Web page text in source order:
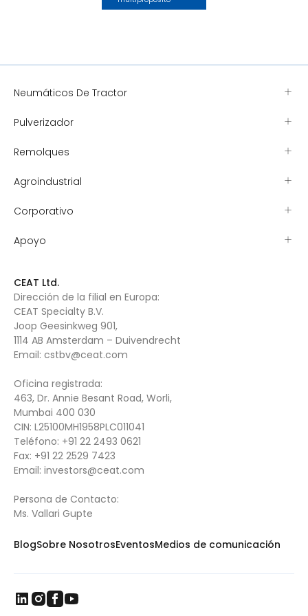
Neumáticos De Tractor
Pulverizador
Remolques
Agroindustrial
Corporativo
Apoyo
CEAT Ltd.
Dirección de la filial en Europa:
CEAT Specialty B.V.
Joop Geesinkweg 901,
1114 AB Amsterdam – Duivendrecht
Email: cstbv@ceat.com
Oficina registrada:
463, Dr. Annie Besant Road, Worli,
Mumbai 400 030
CIN: L25100MH1958PLC011041
Teléfono: +91 22 2493 0621
Fax: +91 22 2529 7423
Email: investors@ceat.com
Persona de Contacto:
Ms. Vallari Gupte
BlogSobre NosotrosEventosMedios de comunicación